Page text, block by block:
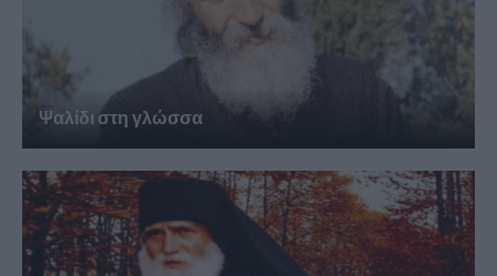
Ψαλίδι στη γλώσσα